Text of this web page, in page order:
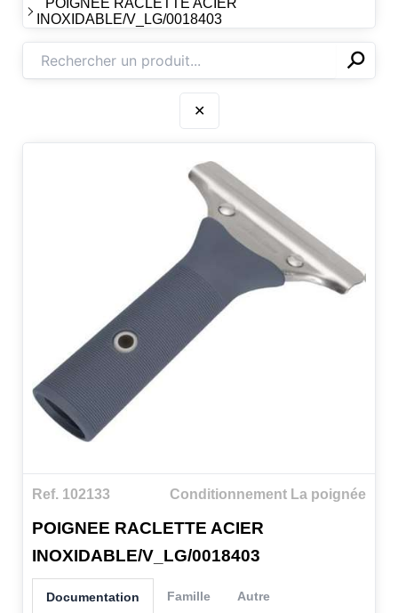
INOXIDABLE/V_LG/0018403
✕⚲
✕
Ref. 102133 Conditionnement La poignée
POIGNEE RACLETTE ACIER
INOXIDABLE/V_LG/0018403
Documentation Famille Autre